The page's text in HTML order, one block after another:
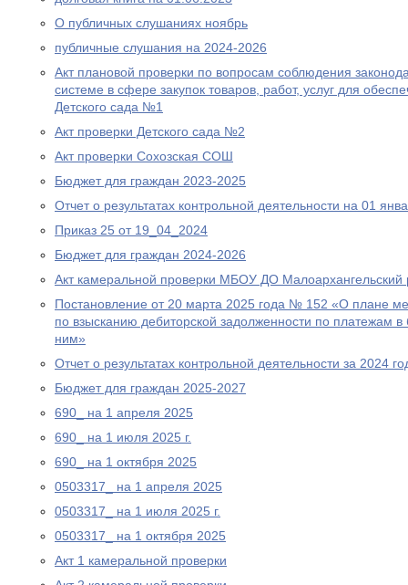
О публичных слушаниях ноябрь
публичные слушания на 2024-2026
Акт плановой проверки по вопросам соблюдения
системе в сфере закупок товаров, работ, услуг для
Детского сада №1
Акт проверки Детского сада №2
Акт проверки Сохозская СОШ
Бюджет для граждан 2023-2025
Отчет о результатах контрольной деятельности на 01
Приказ 25 от 19_04_2024
Бюджет для граждан 2024-2026
Акт камеральной проверки МБОУ ДО
Постановление от 20 марта 2025 года № 152 «О плане
по взысканию дебиторской задолженности по платежам
ним»
Отчет о результатах контрольной деятельности за 2024
Бюджет для граждан 2025-2027
690_ на 1 апреля 2025
690_ на 1 июля 2025 г.
690_ на 1 октября 2025
0503317_ на 1 апреля 2025
0503317_ на 1 июля 2025 г.
0503317_ на 1 октября 2025
Акт 1 камеральной проверки